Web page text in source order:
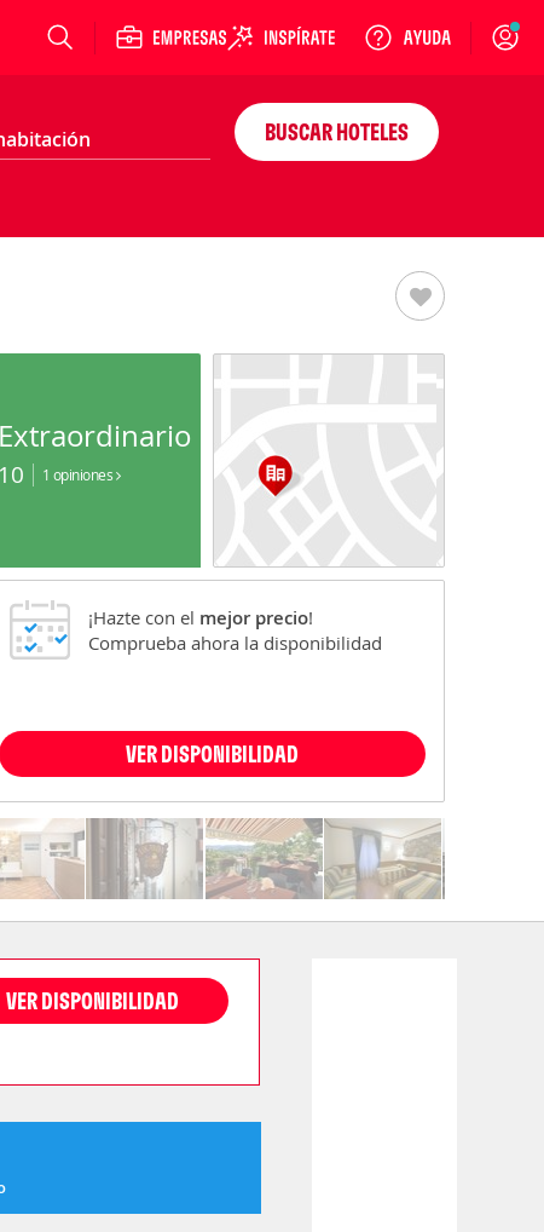
Login
BUSCAR HOTELES
Extraordinario
10 1 opiniones
¡Hazte con el mejor precio!
Comprueba ahora la disponibilidad
VER DISPONIBILIDAD
VER DISPONIBILIDAD